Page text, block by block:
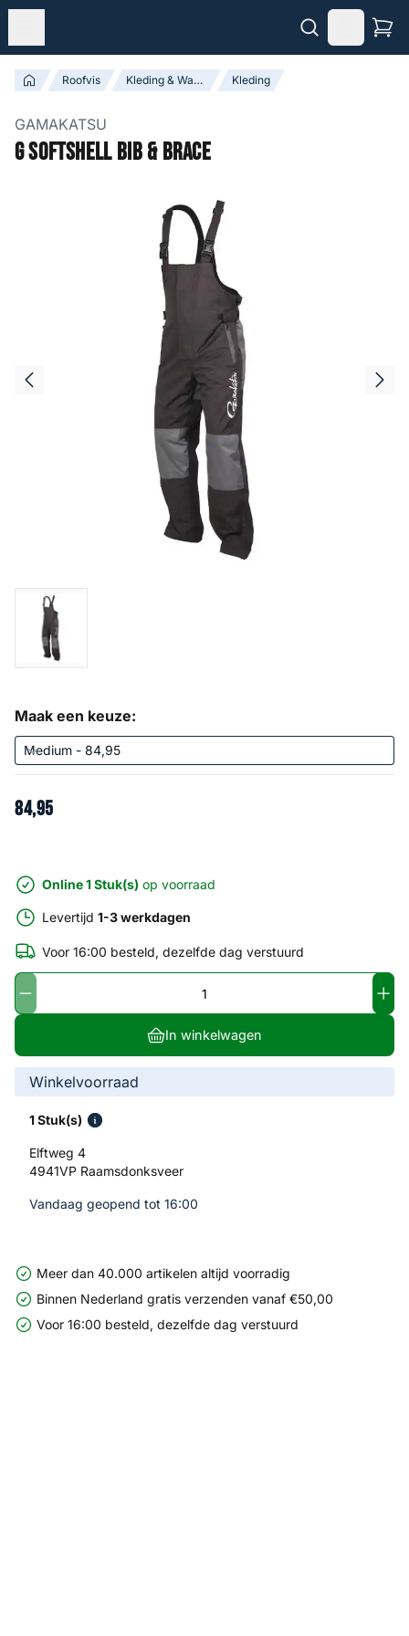
Roofvis Kleding & Waadpakken Kleding
GAMAKATSU
G Softshell Bib & Brace
Maak een keuze:
84,95
Online 1 Stuk(s) op voorraad
Levertijd 1-3 werkdagen
Voor 16:00 besteld, dezelfde dag verstuurd
In winkelwagen
Winkelvoorraad
1 Stuk(s)
Elftweg 4
4941VP Raamsdonksveer
Vandaag geopend tot 16:00
Meer dan 40.000 artikelen altijd voorradig
Binnen Nederland gratis verzenden vanaf €50,00
Voor 16:00 besteld, dezelfde dag verstuurd